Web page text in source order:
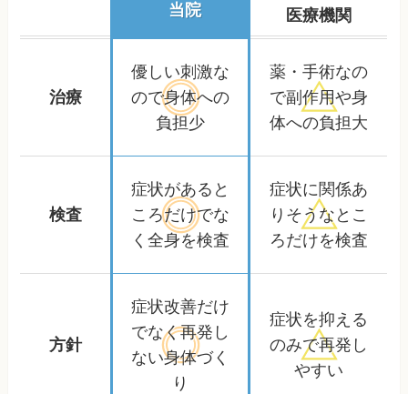
当院 医療機関
治療
優しい刺激な
ので身体への
負担少
薬・手術なの
で副作用や身
体への負担大
検査
症状があると
ころだけでな
く全身を検査
症状に関係あ
りそうな とこ
ろだけを検査
方針
症状改善だけ
でなく再発し
ない身体づく
り
症状を抑える
のみで再発し
やすい